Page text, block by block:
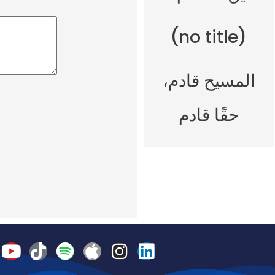
(no title)
المسيح قادم،
حقًا قادم
Y
o
T
i
S
p
A
p
I
n
L
i